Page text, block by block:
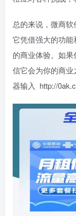
总的来说，微商软
它凭借强大的功
的商业体验。如
信它会为你的商
器输入 http://